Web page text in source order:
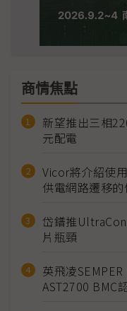
商情焦點
新望推出三相
元配電
Vicor將介紹使
供電網路遷移的
岱鐠推
片瓶頸
英飛凌
AST2700 BMC